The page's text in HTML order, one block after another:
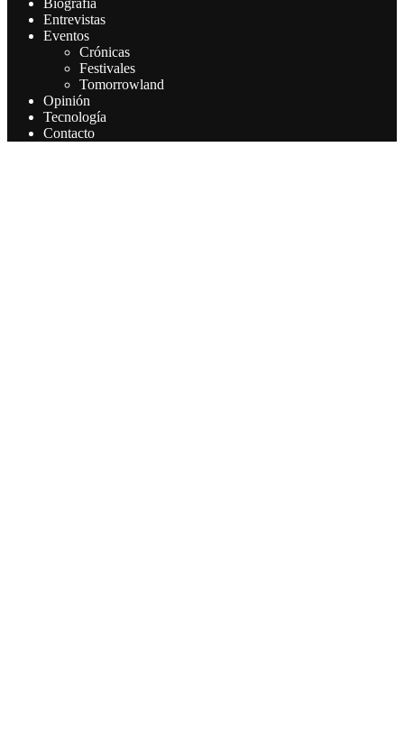
Biografía
Entrevistas
Eventos
Crónicas
Festivales
Tomorrowland
Opinión
Tecnología
Contacto